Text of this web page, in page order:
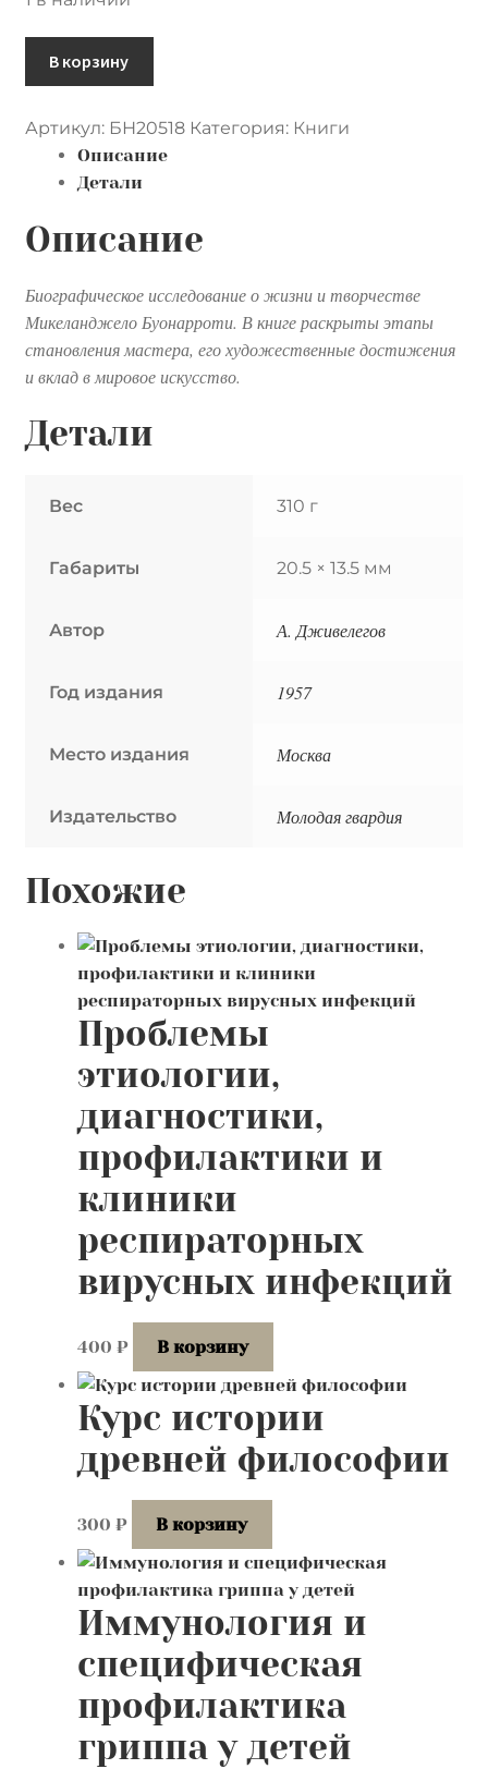
Контакты
Лингвистика и культурология
товара
В корзину
Артикул: БН20518 Категория: Книги
Описание
Детали
Описание
Биографическое исследование о жизни и творчестве
Микеланджело Буонарроти. В книге раскрыты этапы
становления мастера, его художественные достижения
и вклад в мировое искусство.
Детали
Вес 310 г
Габариты 20.5 × 13.5 мм
Автор А. Дживелегов
Год издания 1957
Место издания Москва
Издательство Молодая гвардия
Похожие
Проблемы
этиологии,
диагностики,
профилактики и
клиники
респираторных
вирусных инфекций
400 ₽ В корзину
Курс истории
древней философии
300 ₽ В корзину
Иммунология и
специфическая
профилактика
гриппа у детей